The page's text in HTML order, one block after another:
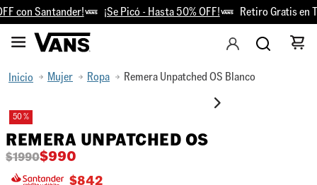
con Santander! ¡Se Picó - Hasta 50% OFF! Retiro Gratis en
Mujer Ropa Remera Unpatched OS Blanco
50 %
REMERA UNPATCHED OS
$990
$1990
$842